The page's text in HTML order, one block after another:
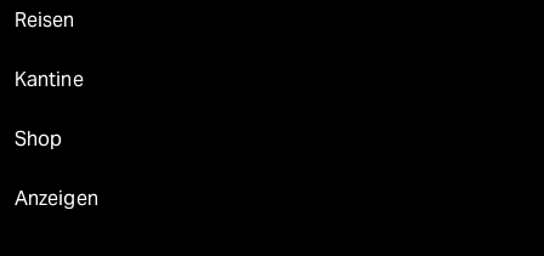
Reisen
Kantine
Shop
Anzeigen